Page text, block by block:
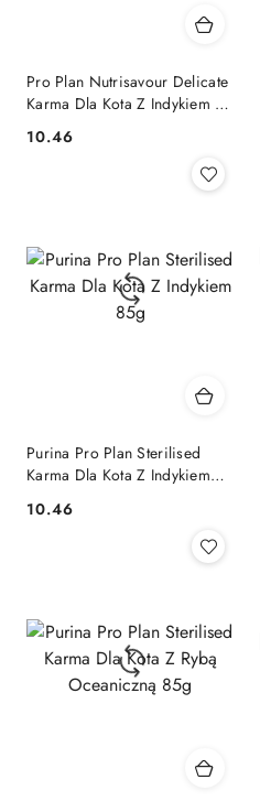
Pro Plan Nutrisavour Delicate
Karma Dla Kota Z Indykiem W
Cena:
10.46
Purina Pro Plan Sterilised
Karma Dla Kota Z Indykiem
Cena:
10.46